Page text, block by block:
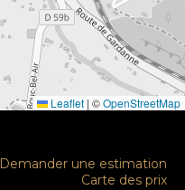
Leaflet | ©OpenStreetMap
Demander une estimation
Carte des prix